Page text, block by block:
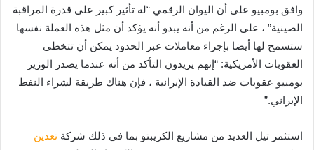
وافق بومبيو على أن اليوان الرقمي “له تأثير كبير على قدرة المراقبة
الصينية” ، على الرغم من أنه يبدو أنه يؤكد أن مثل هذه العملة نفسها
ستسمح لها أيضا بإجراء معاملات عبر الحدود يمكن أن تتخطى
العقوبات الأمريكية: “إنهم يريدون التأكد من أنه عندما يصدر الوزير
بومبيو عقوبات ضد القيادة الإيرانية ، فإن هناك طريقة لشراء النفط
الإيراني.”
استثمر تيل العديد من مشاريع الكريبتو بما في ذلك شركة تعدين